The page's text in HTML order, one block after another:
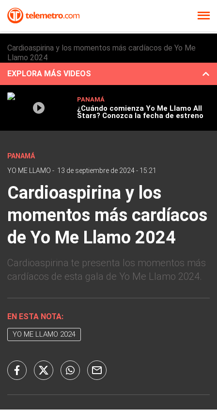
Cardioaspirina y los momentos más cardíacos de Yo Me
Llamo 2024
EXPLORA MÁS VIDEOS
PANAMÁ
¿Cuándo comienza Yo Me Llamo All
Stars? Conozca la fecha de estreno
PANAMÁ
YO ME LLAMO - 13 de septiembre de 2024 - 15:21
Cardioaspirina y los
momentos más cardíacos
de Yo Me Llamo 2024
Cardioaspirina te presenta los momentos más
cardíacos de esta gala de Yo Me Llamo 2024.
EN ESTA NOTA:
YO ME LLAMO 2024